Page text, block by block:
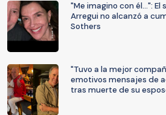
"Me imagino con él...": El
Arregui no alcanzó a
Sothers
"Tuvo a la mejor
emotivos mensajes de
tras muerte de su